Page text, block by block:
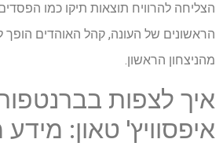
הצליחה להרוויח תוצאות תיקו כמו
הראשונים של העונה, קהל האוהדים הופך
מהניצחון הראשון.
איך לצפות
איפסוויץ' טאון: